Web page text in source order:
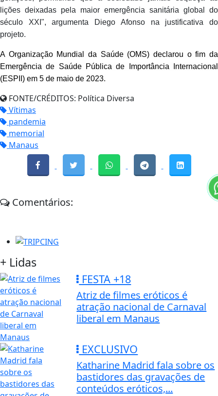
lições deixadas pela maior emergência sanitária global do
século XXI", argumenta Diego Afonso na justificativa do
projeto.
A Organização Mundial da Saúde (OMS) declarou o fim da
Emergência de Saúde Pública de Importância Internacional
(ESPII) em 5 de maio de 2023.
FONTE/CRÉDITOS: Política Diversa
Vítimas
pandemia
memorial
Manaus
Comentários:
+ Lidas
FESTA +18
Atriz de filmes eróticos é
atração nacional de Carnaval
liberal em Manaus
EXCLUSIVO
Katharine Madrid fala sobre os
bastidores das gravações de
conteúdos eróticos,...